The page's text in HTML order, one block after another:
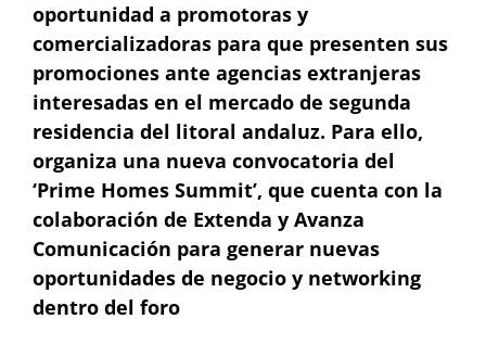
oportunidad a promotoras y
comercializadoras para que presenten sus
promociones ante agencias extranjeras
interesadas en el mercado de segunda
residencia del litoral andaluz. Para ello,
organiza una nueva convocatoria del
‘Prime Homes Summit’, que cuenta con la
colaboración de Extenda y Avanza
Comunicación para generar nuevas
oportunidades de negocio y networking
dentro del foro